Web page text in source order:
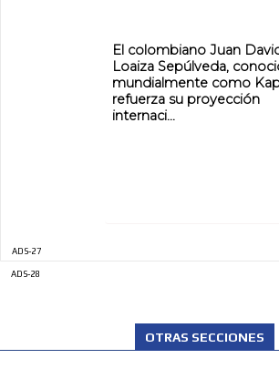
El colombiano Juan
Loaiza Sepúlveda,
mundialmente como
refuerza su proyección
internaci...
ADS-27
ADS-28
OTRAS SECCIONES